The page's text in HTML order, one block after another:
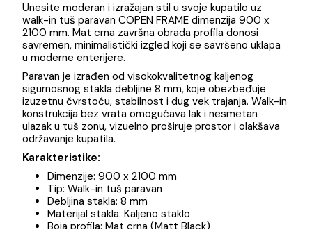
Specifikacija
Brend
Walk-in tuš paravan COPEN FRAME 900x2100
- Mat crni profil, staklo 8 mm
Unesite moderan i izražajan stil u svoje kupatilo uz
walk-in tuš paravan COPEN FRAME dimenzija 900 x
2100 mm. Mat crna završna obrada profila donosi
savremen, minimalistički izgled koji se savršeno uklapa
u moderne enterijere.
Paravan je izrađen od visokokvalitetnog kaljenog
sigurnosnog stakla debljine 8 mm, koje obezbeđuje